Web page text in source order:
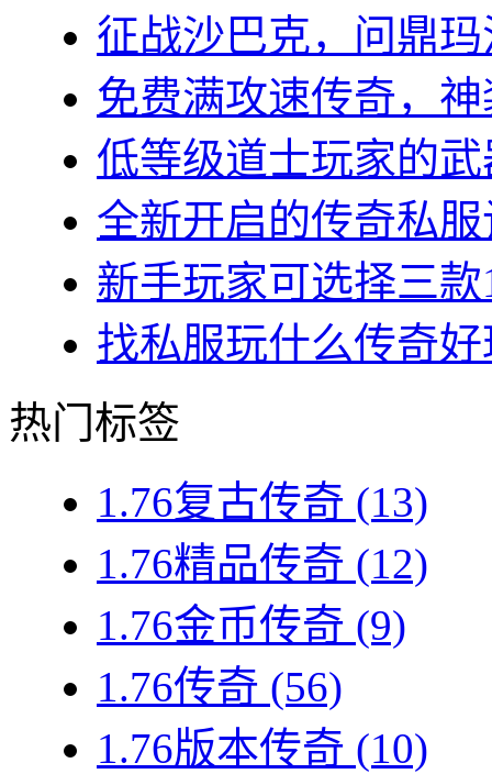
征战沙巴克，问鼎
免费满攻速传奇，
低等级道士玩家的
全新开启的传奇私
新手玩家可选择三款
找私服玩什么传奇好
热门标签
1.76复古传奇 (13)
1.76精品传奇 (12)
1.76金币传奇 (9)
1.76传奇 (56)
1.76版本传奇 (10)